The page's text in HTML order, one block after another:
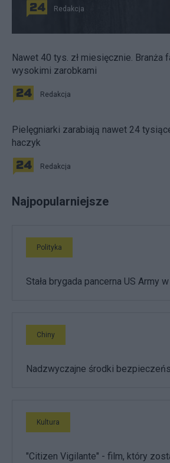
Redakcja
Nawet 40 tys. zł miesięcznie. Branża
wysokimi zarobkami
Redakcja
Pielęgniarki zarabiają nawet 24
haczyk
Redakcja
Najpopularniejsze
Polityka
Stała brygada pancerna US Army
Chiny
Nadzwyczajne środki
Kultura
"Citizen Vigilante" - film, który